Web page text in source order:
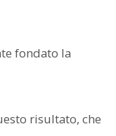
fondato la
risultato, che